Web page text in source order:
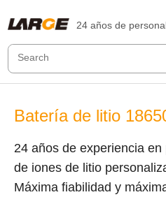
24 años de
Batería de litio
24 años de experiencia
de iones de litio
Máxima fiabilidad y